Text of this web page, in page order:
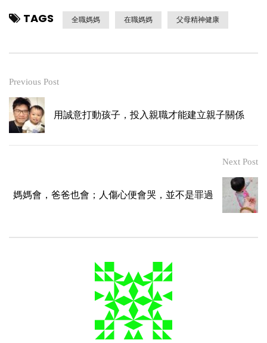
TAGS 全職媽媽 在職媽媽 父母精神健康
Previous Post
用誠意打動孩子，投入親職才能建立親子關係
Next Post
媽媽會，爸爸也會；人傷心便會哭，並不是罪過